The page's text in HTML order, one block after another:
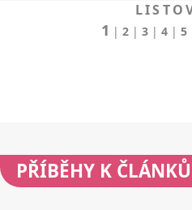
1 | 2| 3| 4| 5
PŘÍBĚHY K